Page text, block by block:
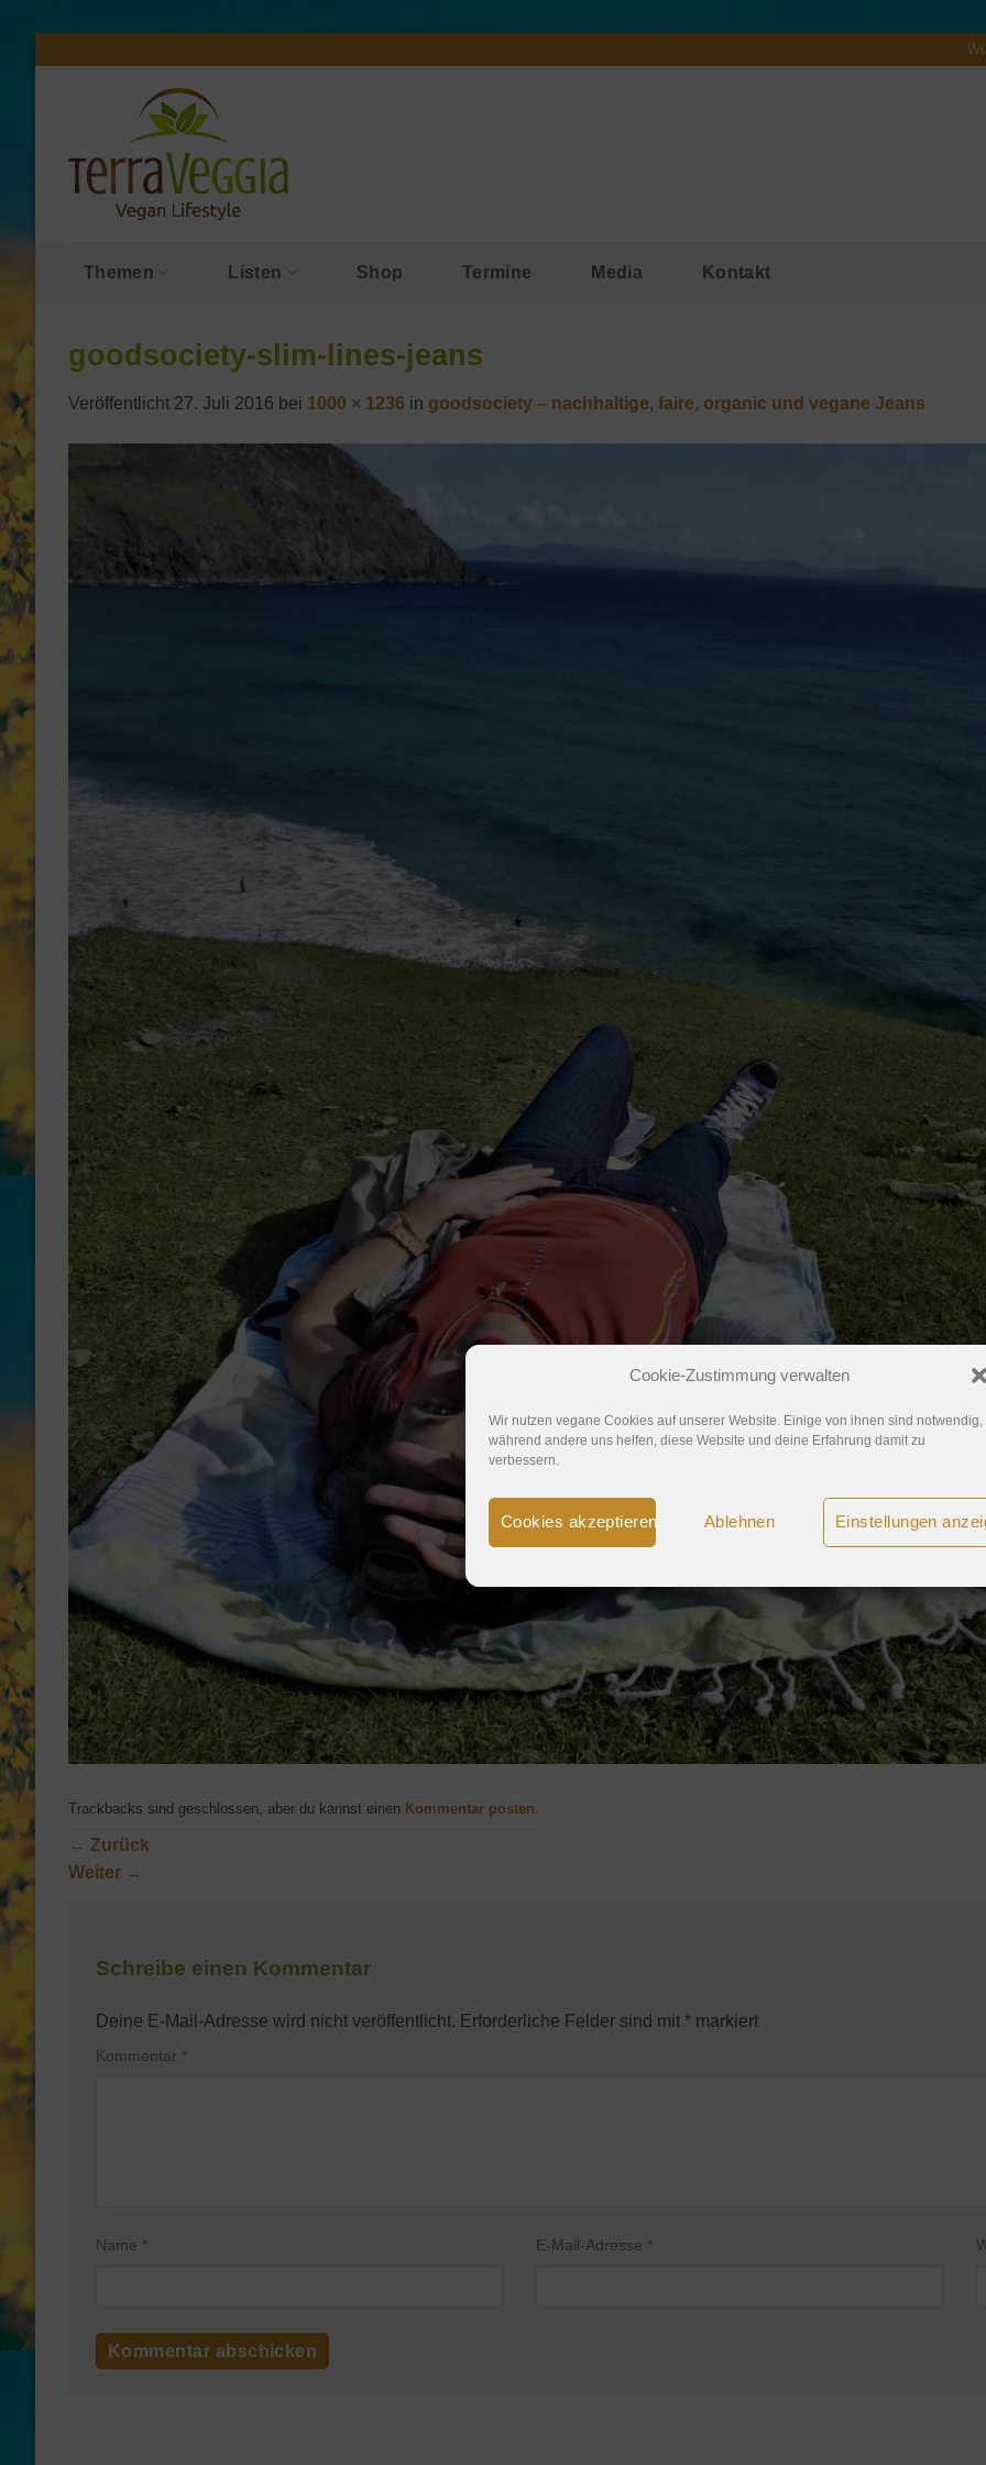
Cookie-Zustimmung verwalten
Wir nutzen vegane Cookies auf unserer Website. Einige von ihnen sind notwendig,
während andere uns helfen, diese Website und deine Erfahrung damit zu
verbessern.
Cookies akzeptieren Ablehnen Einstellungen
Themen Listen Shop Termine Media Kontakt
goodsociety-slim-lines-jeans
Veröffentlicht 27. Juli 2016 bei 1000 × 1236 in goodsociety – nachhaltige, faire, organic und vegane Jeans
Trackbacks sind geschlossen, aber du kannst einen Kommentar posten.
← Zurück
Weiter →
Schreibe einen Kommentar
Deine E-Mail-Adresse wird nicht veröffentlicht. Erforderliche Felder sind mit * markiert
Kommentar *
Name * E-Mail-Adresse *